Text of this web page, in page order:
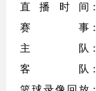
直播时间
赛事：
主队
客队